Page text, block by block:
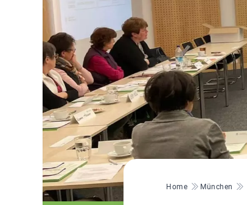
Pfadnavigation
Home München